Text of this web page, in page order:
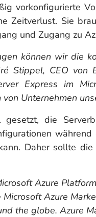
vorkonfigurierte
Zeitverlust. Sie
und Zugang zu
können wir die
Stippel, CEO von
Express im
Unternehmen
die
Daher sollte
Azure
Azure
the globe. Azure